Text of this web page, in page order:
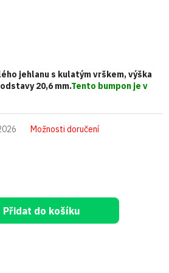
Možnosti doručení
Přidat do košíku
jehlanu s kulatým vrškem, výška
20,6 mm.Tento bumpon je v